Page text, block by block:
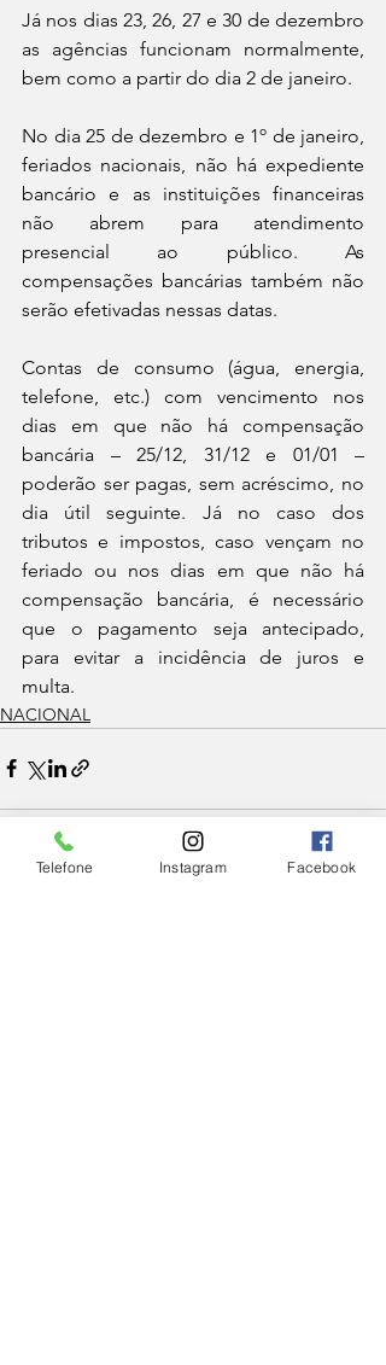
Já nos dias 23, 26, 27 e 30 de dezembro
as agências funcionam normalmente,
bem como a partir do dia 2 de janeiro.
No dia 25 de dezembro e 1º de janeiro,
feriados nacionais, não há expediente
bancário e as instituições financeiras
não abrem para atendimento
presencial ao público. As
compensações bancárias também não
serão efetivadas nessas datas.
Contas de consumo (água, energia,
telefone, etc.) com vencimento nos
dias em que não há compensação
bancária – 25/12, 31/12 e 01/01 –
poderão ser pagas, sem acréscimo, no
dia útil seguinte. Já no caso dos
tributos e impostos, caso vençam no
feriado ou nos dias em que não há
compensação bancária, é necessário
que o pagamento seja antecipado,
para evitar a incidência de juros e
multa.
NACIONAL
Telefone Instagram Facebook